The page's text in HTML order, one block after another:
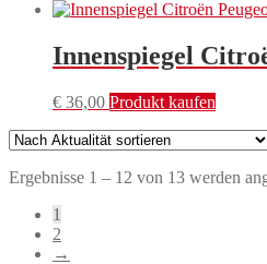
Innenspiegel
€ 36,00 Produkt kaufen
Ergebnisse 1 – 12 von 13 werden
1
2
→